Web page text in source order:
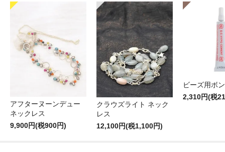
アフターヌーンデュー
ネックレス
9,900円(税900円)
クラウズライト ネック
レス
12,100円(税1,100円)
ビーズ用ボ
2,310円(税